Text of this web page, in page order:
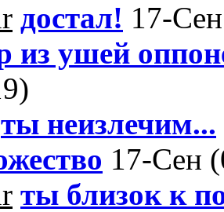
достал! 17-
из ушей
ты неизлечим...
17-Сен
ты близок к